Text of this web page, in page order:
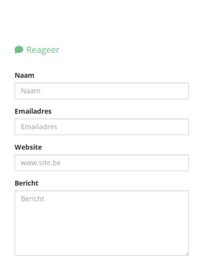
Reageer
Naam
Emailadres
Website
Bericht